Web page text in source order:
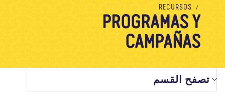
RECURSOS
PROGRAMAS Y
CAMPAÑAS
تصفح القسم